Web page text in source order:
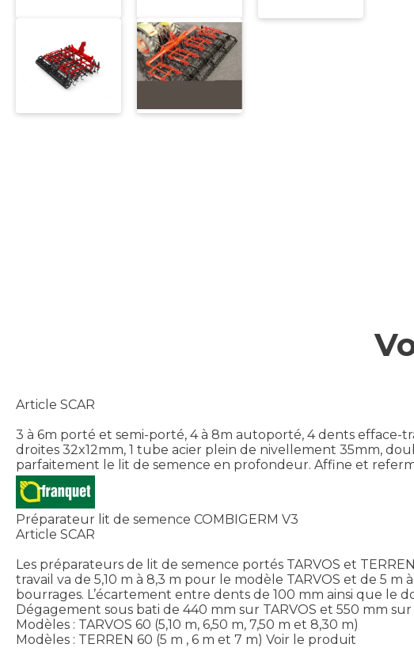
Article SCAR
3 à 6m porté et semi-porté, 4 à 8m autoporté, 4 dents efface-
droites 32x12mm, 1 tube acier plein de nivellement 35mm,
parfaitement le lit de semence en profondeur. Affine et
Préparateur lit de semence COMBIGERM V3
Article SCAR
Les préparateurs de lit de semence portés TARVOS et
travail va de 5,10 m à 8,3 m pour le modèle TARVOS et de 5
bourrages. L’écartement entre dents de 100 mm ainsi que
Dégagement sous bati de 440 mm sur TARVOS et 550 mm sur
Modèles : TARVOS 60 (5,10 m, 6,50 m, 7,50 m et 8,30 m)
Modèles : TERREN 60 (5 m , 6 m et 7 m) Voir le produit